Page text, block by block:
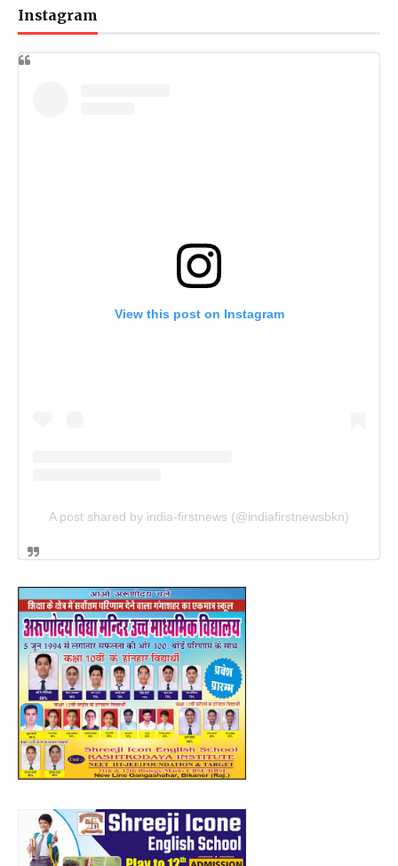
Instagram
View this post on Instagram
A post shared by india-firstnews (@indiafirstnewsbkn)